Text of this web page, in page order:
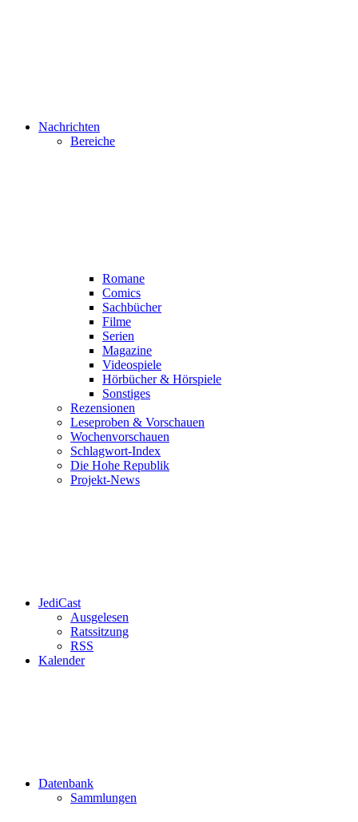
Nachrichten
Bereiche
Romane
Comics
Sachbücher
Filme
Serien
Magazine
Videospiele
Hörbücher & Hörspiele
Sonstiges
Rezensionen
Leseproben & Vorschauen
Wochenvorschauen
Schlagwort-Index
Die Hohe Republik
Projekt-News
JediCast
Ausgelesen
Ratssitzung
RSS
Kalender
Datenbank
Sammlungen